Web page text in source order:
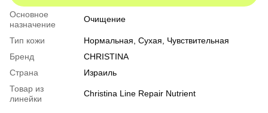
Основное
назначение
Очищение
Тип кожи Нормальная, Сухая, Чувствительная
Бренд
CHRISTINA
Страна
Израиль
Товар из
линейки
Christina Line Repair Nutrient